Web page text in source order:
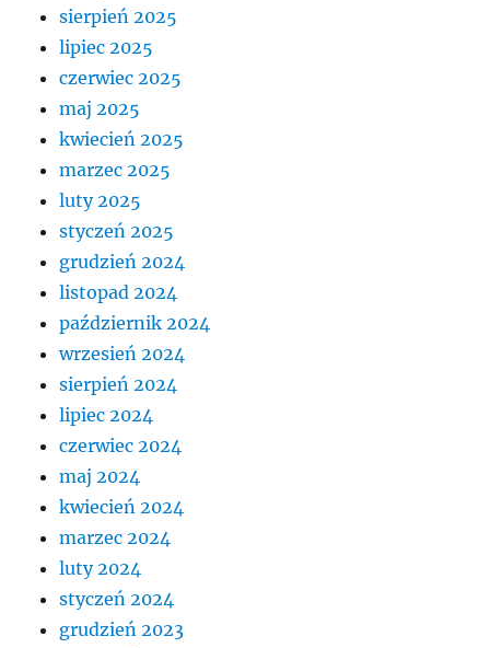
sierpień 2025
lipiec 2025
czerwiec 2025
maj 2025
kwiecień 2025
marzec 2025
luty 2025
styczeń 2025
grudzień 2024
listopad 2024
październik 2024
wrzesień 2024
sierpień 2024
lipiec 2024
czerwiec 2024
maj 2024
kwiecień 2024
marzec 2024
luty 2024
styczeń 2024
grudzień 2023